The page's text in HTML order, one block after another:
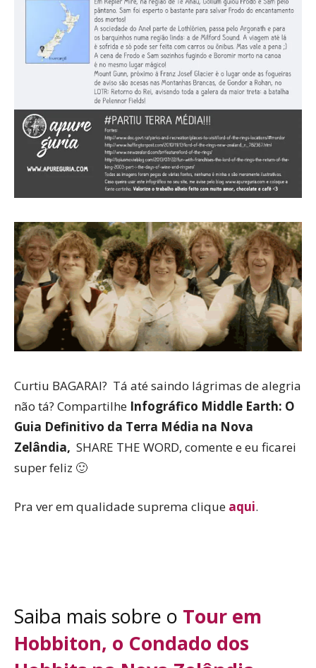
Curtiu BAGARAI? Tá até saindo lágrimas de alegria
não tá? Compartilhe Infográfico Middle Earth: O
Guia Definitivo da Terra Média na Nova
Zelândia, SHARE THE WORD, comente e eu ficarei
super feliz 🙂
Pra ver em qualidade suprema clique aqui.
Saiba mais sobre o Tour em
Hobbiton, o Condado dos